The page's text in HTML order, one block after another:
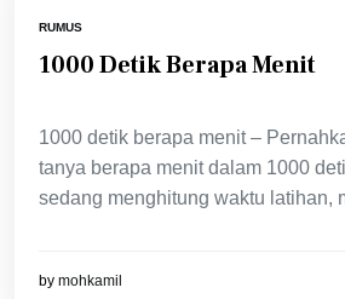
RUMUS
1000 Detik Berapa Menit
1000 detik berapa menit –
tanya berapa menit dalam 1000
sedang menghitung waktu latihan,
by mohkamil